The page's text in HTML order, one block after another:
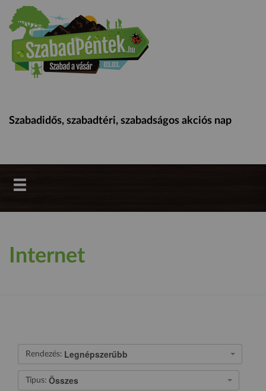
Szabadidős, szabadtéri, szabadságos akciós nap
Internet
Rendezés: Legnépszerűbb
Típus: Összes